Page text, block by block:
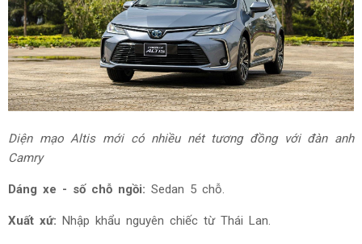
Diện mạo Altis mới có nhiều nét tương đồng với đàn anh
Camry
Dáng xe - số chỗ ngồi: Sedan 5 chỗ.
Xuất xứ: Nhập khẩu nguyên chiếc từ Thái Lan.